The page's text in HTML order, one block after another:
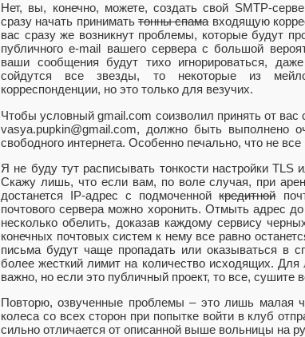
Нет, вы, конечно, можете, создать свой SMTP-
сразу начать принимать тонны спамавходящую
вас сразу же возникнут проблемы, которые будут
публичного e-mail вашего сервера с большой
ваши сообщения будут тихо игнорироваться,
сойдутся все звезды, то некоторые из
корреспонденции, но это только для везучих.
Чтобы условный gmail.com соизволил принять от вас
vasya.pupkin@gmail.com, должно быть выполнено
свободного интернета. Особенно печально, что не
Я не буду тут расписывать тонкости настройки TLS
Скажу лишь, что если вам, по воле случая, при
достанется IP-адрес с подмоченнойкредитной
почтового сервера можно хоронить. Отмыть адрес
несколько обелить, доказав каждому сервису
конечных почтовых систем к нему все равно
письма будут чаще пропадать или оказываться в
более жесткий лимит на количество исходящих.
важно, но если это публичный проект, то все, сушите
Повторю, озвученные проблемы – это лишь малая
колеса со всех сторон при попытке войти в клуб
сильно отличается от описанной выше вольницы на